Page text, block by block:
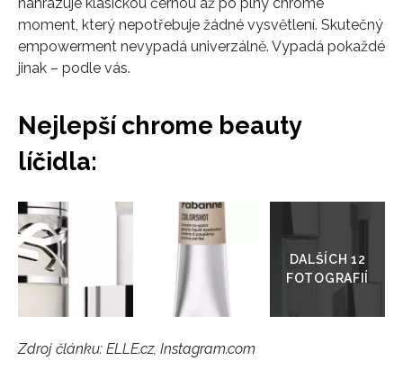
INFORMACE
REDAKCE
moment, který nepotřebuje žádné vysvětlení. Skutečný
empowerment nevypadá univerzálně. Vypadá pokaždé
jinak – podle vás.
Nejlepší chrome beauty
líčidla:
galerie
Zdroj článku: ELLE.cz, Instagram.com